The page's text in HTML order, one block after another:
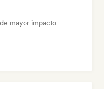
mayor impacto